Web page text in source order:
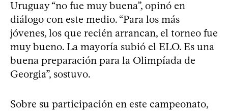
Uruguay “no fue muy buena”, opinó en
diálogo con este medio. “Para los más
jóvenes, los que recién arrancan, el torneo fue
muy bueno. La mayoría subió el ELO. Es una
buena preparación para la Olimpíada de
Georgia”, sostuvo.
Sobre su participación en este campeonato,